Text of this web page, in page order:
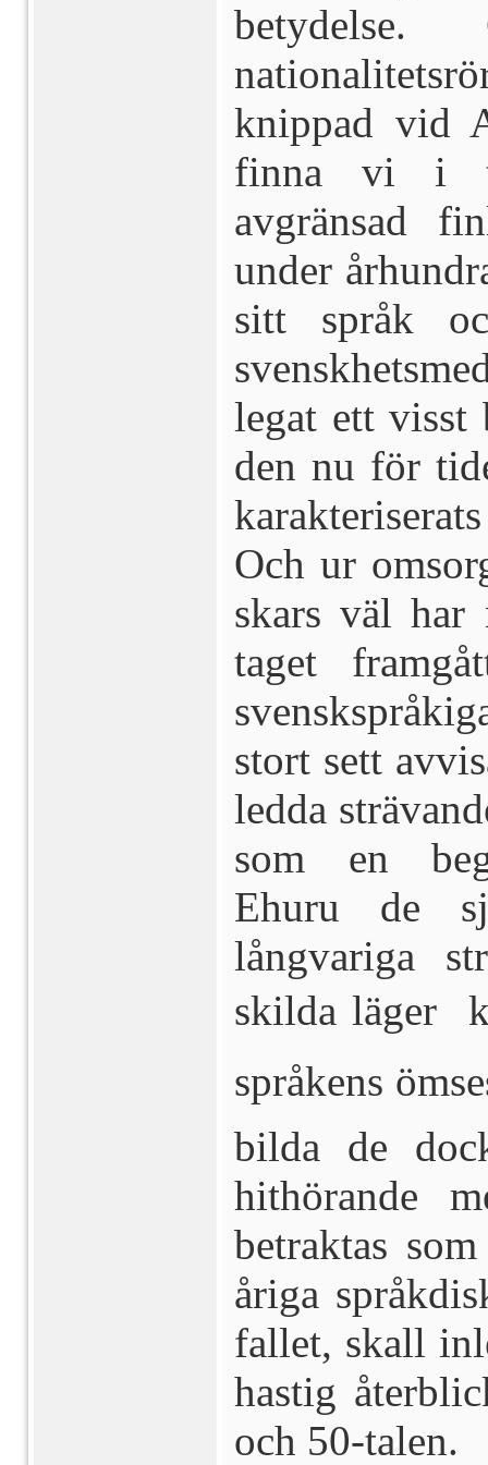
betydelse.
knippad vid
finna vi i
avgränsad
under
sitt språk
legat ett visst
den nu för
Och ur
skars väl har
taget
stort sett
ledda
som en
Ehuru de
långvariga
skilda läger 
språkens
bilda de
hithörande
betraktas
åriga
fallet, skall
hastig
och 50-talen.